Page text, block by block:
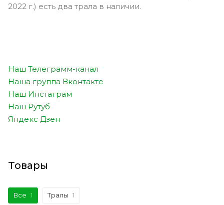
2022 г.) есть два трала в наличии.
Наш Телеграмм-канал
Наша группа Вконтакте
Наш Инстаграм
Наш Рутуб
Яндекс Дзен
Товары
Все 1 Тралы 1